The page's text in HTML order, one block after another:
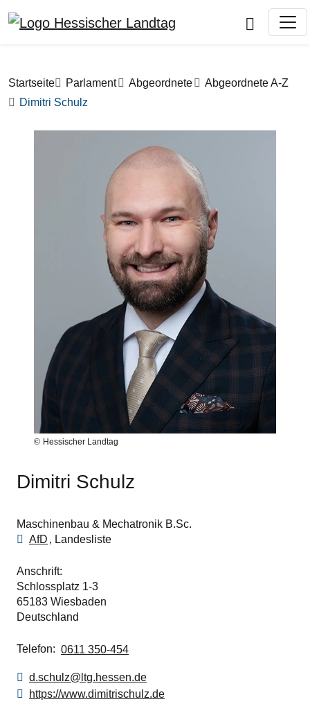
Pfadnavigation
Startseite Parlament Abgeordnete
Abgeordnete A-Z
Dimitri Schulz
Hessischer Landtag
Dimitri Schulz
Maschinenbau & Mechatronik B.Sc.
AfD
Landesliste
Anschrift
Schlossplatz 1-3
65183 Wiesbaden
Deutschland
Telefon 0611 350-454
d.schulz@ltg.hessen.de
https://www.dimitrischulz.de